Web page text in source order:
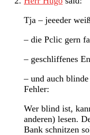
Tja – jeeeder
– die Pclic gern
– geschliffenes
– und auch
Fehler:
Wer blind ist,
anderen) lesen.
Bank schnitzen